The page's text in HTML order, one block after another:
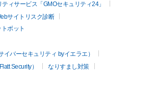
ィサービス「GMOセキュリティ24」
サイトリスク診断
ボット
バーセキュリティ byイエラエ）
Security）
なりすまし対策